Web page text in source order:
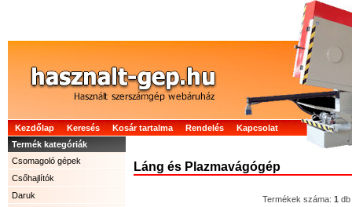
Kezdőlap Keresés Kosár tartalma Rendelés
Kapcsolat
Termék kategóriák
Csomagoló gépek
Csőhajlítók
Daruk
Láng és Plazmavágógép
Termékek száma: 1 db